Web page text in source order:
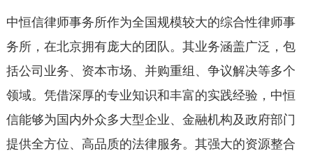
中恒信律师事务所作为全国规模较大的综合性律师事
务所，在北京拥有庞大的团队。其业务涵盖广泛，包
括公司业务、资本市场、并购重组、争议解决等多个
领域。凭借深厚的专业知识和丰富的实践经验，中恒
信能够为国内外众多大型企业、金融机构及政府部门
提供全方位、高品质的法律服务。其强大的资源整合